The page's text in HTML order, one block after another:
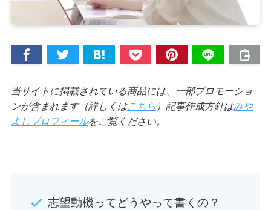
当サイトに掲載されている商品には、一部プロモーショ
ンが含まれます（詳しくはこちら ）記事作成方針はみや
よしプロフィールをご覧ください。
志望動機ってどうやって書くの？